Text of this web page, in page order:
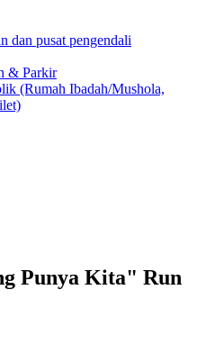
dan pusat pengendali
& Parkir
(Rumah Ibadah/Mushola,
Punya Kita" Run